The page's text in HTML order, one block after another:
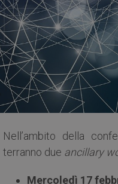
Nell’ambito della
terranno due ancillary
Mercoledì 17